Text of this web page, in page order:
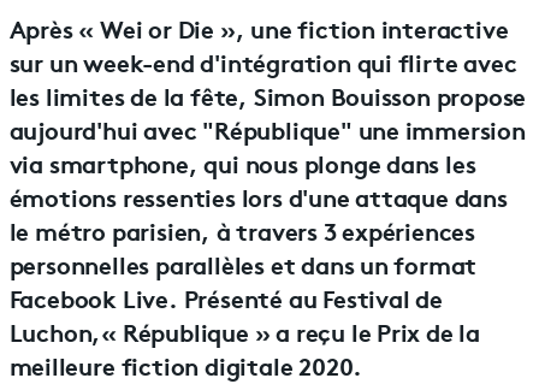
Après « Wei or Die », une fiction interactive
sur un week-end d'intégration qui flirte avec
les limites de la fête, Simon Bouisson propose
aujourd'hui avec "République" une immersion
via smartphone, qui nous plonge dans les
émotions ressenties lors d'une attaque dans
le métro parisien, à travers 3 expériences
personnelles parallèles et dans un format
Facebook Live. Présenté au Festival de
Luchon,« République » a reçu le Prix de la
meilleure fiction digitale 2020.